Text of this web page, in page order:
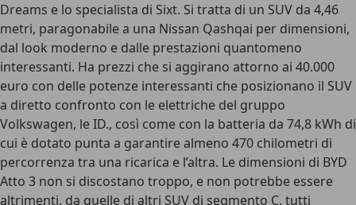
Dreams e lo specialista di Sixt. Si tratta di un SUV da 4,46
metri, paragonabile a una Nissan Qashqai per dimensioni,
dal look moderno e dalle prestazioni quantomeno
interessanti. Ha prezzi che si aggirano attorno ai 40.000
euro con delle potenze interessanti che posizionano il SUV
a diretto confronto con le elettriche del gruppo
Volkswagen, le ID., così come con la batteria da 74,8 kWh di
cui è dotato punta a garantire almeno 470 chilometri di
percorrenza tra una ricarica e l’altra. Le dimensioni di BYD
Atto 3 non si discostano troppo, e non potrebbe essere
altrimenti, da quelle di altri SUV di segmento C, tutti